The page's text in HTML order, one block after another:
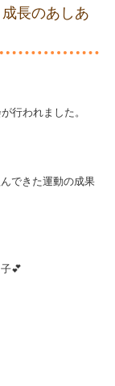
長のあしあ
行われました。
できた運動の成果
💕